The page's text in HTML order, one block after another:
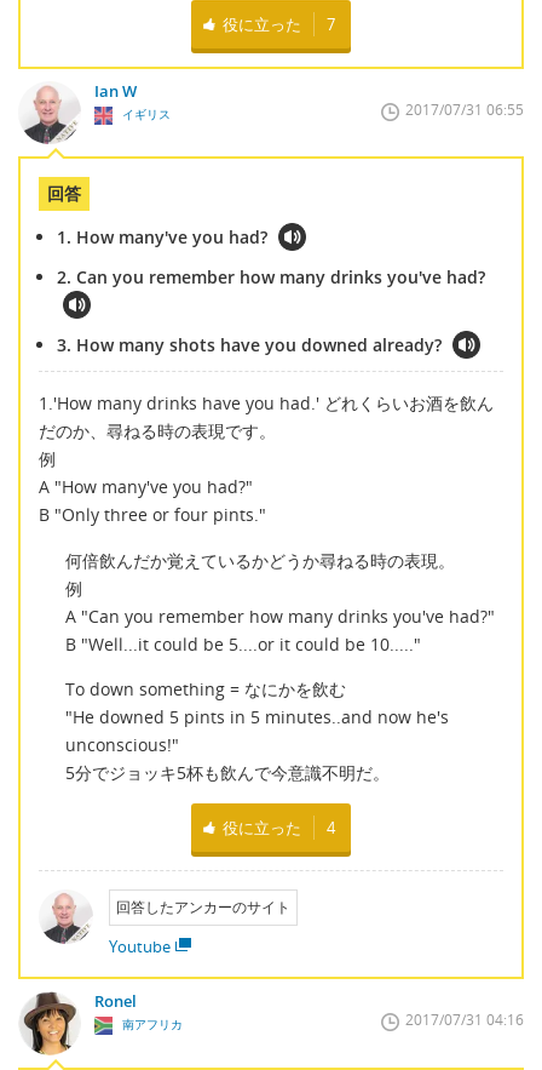
役に立った 7
Ian W
イギリス 2017/07/31 06:55
回答
1. How many've you had?
2. Can you remember how many drinks you've had?
3. How many shots have you downed already?
1.'How many drinks have you had.' どれくらいお酒を飲ん
だのか、尋ねる時の表現です。
例
A "How many've you had?"
B "Only three or four pints."
何倍飲んだか覚えているかどうか尋ねる時の表現。
例
A "Can you remember how many drinks you've had?"
B "Well...it could be 5....or it could be 10....."
To down something = なにかを飲む
"He downed 5 pints in 5 minutes..and now he's
unconscious!"
5分でジョッキ5杯も飲んで今意識不明だ。
役に立った 4
回答したアンカーのサイト
Youtube
Ronel
南アフリカ 2017/07/31 04:16